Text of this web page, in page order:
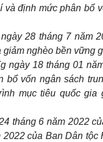
định mức phân bổ
28 tháng 7 năm
nghèo bền vững
ngày 18 tháng 01
bổ vốn ngân sách
mục tiêu quốc gia
tháng 6 năm 2022
của Ban Dân